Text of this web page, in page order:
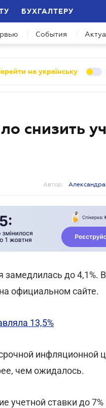
БУХГАЛТЕРУ
События
на українську
снизить
Автор: Александра
до 4,1%.
на официальном сайте.
13,5%
инфляционной
чем ожидалось.
учетной ставки до